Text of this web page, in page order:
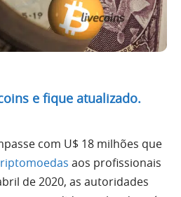
e fique atualizado.
com U$ 18 milhões que
aos profissionais
de 2020, as autoridades